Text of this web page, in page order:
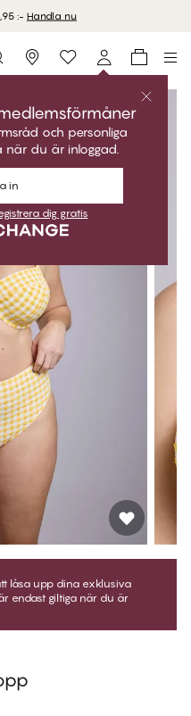
:- Handla nu
Storefinder
och personliga
du är inloggad.
in
dig gratis
låsa upp dina exklusiva
endast giltiga när du är